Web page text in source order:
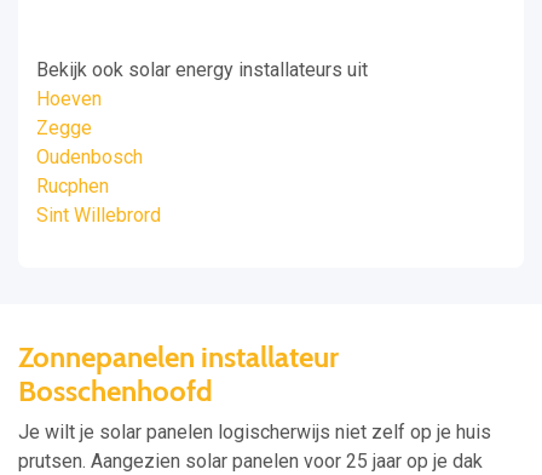
Bekijk ook solar energy installateurs uit
Hoeven
Zegge
Oudenbosch
Rucphen
Sint Willebrord
Zonnepanelen installateur
Bosschenhoofd
Je wilt je solar panelen logischerwijs niet zelf op je huis
prutsen. Aangezien solar panelen voor 25 jaar op je dak